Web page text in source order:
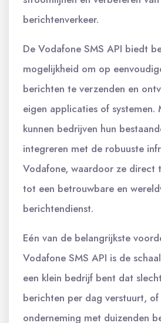
berichtenverkeer.
De Vodafone SMS API biedt
mogelijkheid om op
berichten te verzenden en
eigen applicaties of systemen.
kunnen bedrijven hun
integreren met de robuuste
Vodafone, waardoor ze direct
tot een betrouwbare en
berichtendienst.
Eén van de belangrijkste
Vodafone SMS API is de
een klein bedrijf bent dat
berichten per dag verstuurt,
onderneming met duizenden